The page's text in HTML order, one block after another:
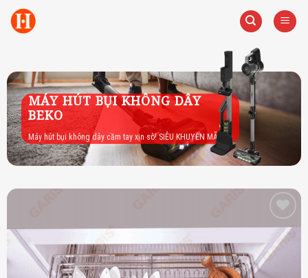
Skip
MÁY HÚT BỤI KHÔNG DÂY
BEKO
Máy hút bụi không dây cầm tay xịn sò! SIÊU KHUYẾN MÃI
Add to
wishlist